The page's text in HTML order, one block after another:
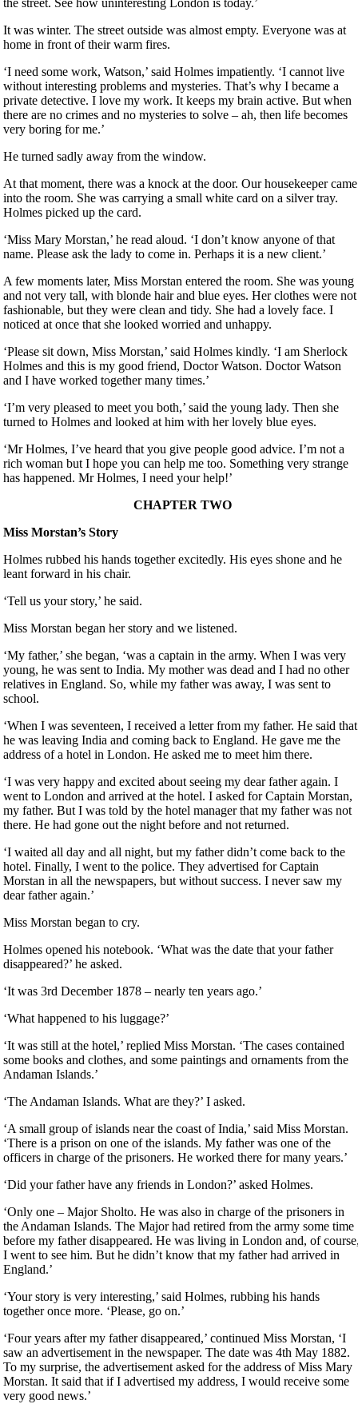
the street. See how uninteresting London is today.’
It was winter. The street outside was almost empty. Everyone was at
home in front of their warm fires.
‘I need some work, Watson,’ said Holmes impatiently. ‘I cannot live
without interesting problems and mysteries. That’s why I became a
private detective. I love my work. It keeps my brain active. But when
there are no crimes and no mysteries to solve – ah, then life becomes
very boring for me.’
He turned sadly away from the window.
At that moment, there was a knock at the door. Our housekeeper came
into the room. She was carrying a small white card on a silver tray.
Holmes picked up the card.
‘Miss Mary Morstan,’ he read aloud. ‘I don’t know anyone of that
name. Please ask the lady to come in. Perhaps it is a new client.’
A few moments later, Miss Morstan entered the room. She was young
and not very tall, with blonde hair and blue eyes. Her clothes were not
fashionable, but they were clean and tidy. She had a lovely face. I
noticed at once that she looked worried and unhappy.
‘Please sit down, Miss Morstan,’ said Holmes kindly. ‘I am Sherlock
Holmes and this is my good friend, Doctor Watson. Doctor Watson
and I have worked together many times.’
‘I’m very pleased to meet you both,’ said the young lady. Then she
turned to Holmes and looked at him with her lovely blue eyes.
‘Mr Holmes, I’ve heard that you give people good advice. I’m not a
rich woman but I hope you can help me too. Something very strange
has happened. Mr Holmes, I need your help!’
CHAPTER TWO
Miss Morstan’s Story
Holmes rubbed his hands together excitedly. His eyes shone and he
leant forward in his chair.
‘Tell us your story,’ he said.
Miss Morstan began her story and we listened.
‘My father,’ she began, ‘was a captain in the army. When I was very
young, he was sent to India. My mother was dead and I had no other
relatives in England. So, while my father was away, I was sent to
school.
‘When I was seventeen, I received a letter from my father. He said that
he was leaving India and coming back to England. He gave me the
address of a hotel in London. He asked me to meet him there.
‘I was very happy and excited about seeing my dear father again. I
went to London and arrived at the hotel. I asked for Captain Morstan,
my father. But I was told by the hotel manager that my father was not
there. He had gone out the night before and not returned.
‘I waited all day and all night, but my father didn’t come back to the
hotel. Finally, I went to the police. They advertised for Captain
Morstan in all the newspapers, but without success. I never saw my
dear father again.’
Miss Morstan began to cry.
Holmes opened his notebook. ‘What was the date that your father
disappeared?’ he asked.
‘It was 3rd December 1878 – nearly ten years ago.’
‘What happened to his luggage?’
‘It was still at the hotel,’ replied Miss Morstan. ‘The cases contained
some books and clothes, and some paintings and ornaments from the
Andaman Islands.’
‘The Andaman Islands. What are they?’ I asked.
‘A small group of islands near the coast of India,’ said Miss Morstan.
‘There is a prison on one of the islands. My father was one of the
officers in charge of the prisoners. He worked there for many years.’
‘Did your father have any friends in London?’ asked Holmes.
‘Only one – Major Sholto. He was also in charge of the prisoners in
the Andaman Islands. The Major had retired from the army some time
before my father disappeared. He was living in London and, of
I went to see him. But he didn’t know that my father had arrived in
England.’
‘Your story is very interesting,’ said Holmes, rubbing his hands
together once more. ‘Please, go on.’
‘Four years after my father disappeared,’ continued Miss Morstan, ‘I
saw an advertisement in the newspaper. The date was 4th May 1882.
To my surprise, the advertisement asked for the address of Miss Mary
Morstan. It said that if I advertised my address, I would receive some
very good news.’